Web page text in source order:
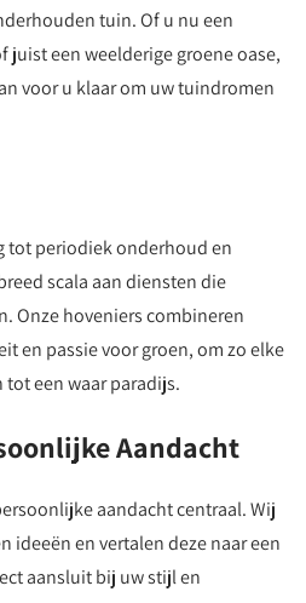
tuin. Of u nu een
een weelderige groene oase,
voor u klaar om uw tuindromen
tot periodiek onderhoud en
scala aan diensten die
Onze hoveniers combineren
en passie voor groen, om zo elke
een waar paradijs.
Aandacht
aandacht centraal. Wij
ideeën en vertalen deze naar een
aansluit bij uw stijl en